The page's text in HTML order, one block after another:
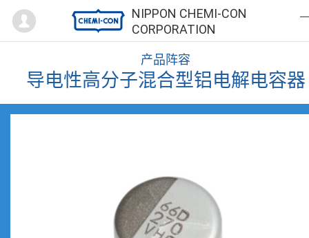
NIPPON CHEMI-CON
CORPORATION
Mypage
产品阵容
导电性高分子混合型铝电解电容器